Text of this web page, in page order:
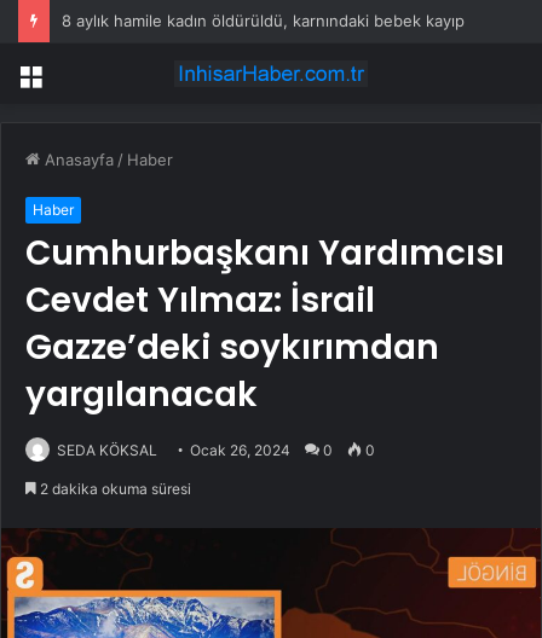
8 aylık hamile kadın öldürüldü, karnındaki bebek kayıp
Menü
Anasayfa / Haber
Haber
Cumhurbaşkanı Yardımcısı
Cevdet Yılmaz: İsrail
Gazze’deki soykırımdan
yargılanacak
SEDA KÖKSAL Ocak 26, 2024 0 0
2 dakika okuma süresi